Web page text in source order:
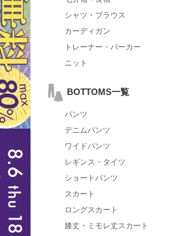
シャツ・ブラウス
カーディガン
トレーナー・パーカー
ニット
BOTTOMS一覧
パンツ
デニムパンツ
ワイドパンツ
レギンス・タイツ
ショートパンツ
スカート
ロングスカート
膝丈・ミモレ丈スカート